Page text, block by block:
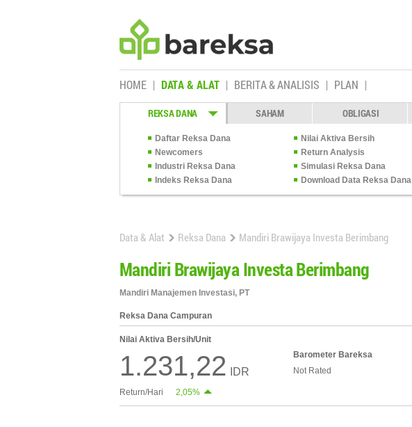
HOME DATA & ALAT BERITA & ANALISIS PLAN
REKSA DANA SAHAM OBLIGASI
Daftar Reksa Dana Nilai Aktiva Bersih
Newcomers
Return Analysis
Industri Reksa Dana
Simulasi Reksa Dana
Indeks Reksa Dana
Download Data Reksa Dana
Data & Alat Reksa Dana Mandiri Brawijaya Investa Berimbang
Mandiri Brawijaya Investa Berimbang
Mandiri Manajemen Investasi, PT
Reksa Dana Campuran
Nilai Aktiva Bersih/Unit
1.231,22 IDR
Barometer Bareksa
Not Rated
Return/Hari 2,05%